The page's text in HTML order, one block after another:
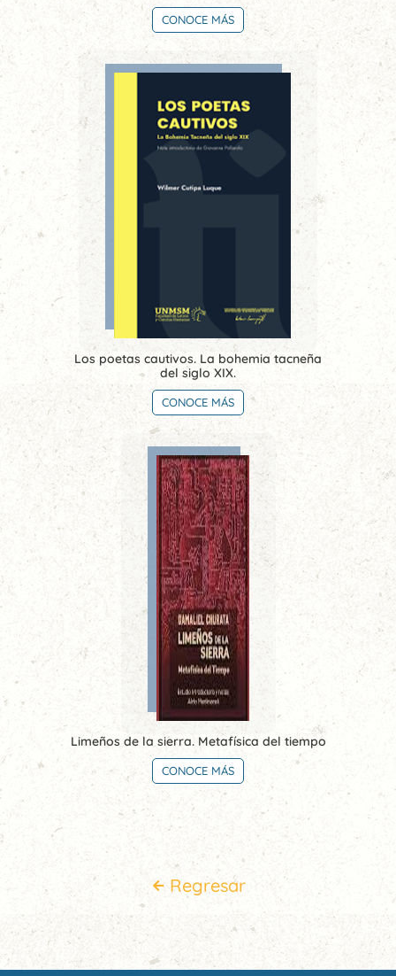
CONOCE MÁS
Los poetas cautivos. La bohemia tacneña
del siglo XIX.
CONOCE MÁS
Limeños de la sierra. Metafísica del tiempo
CONOCE MÁS
Regresar